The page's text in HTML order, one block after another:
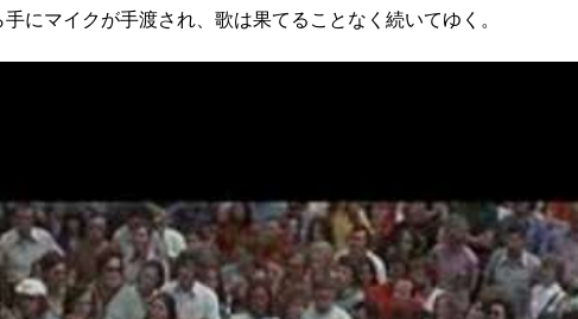
にマイクが手渡され、歌は果てることなく続いてゆく。